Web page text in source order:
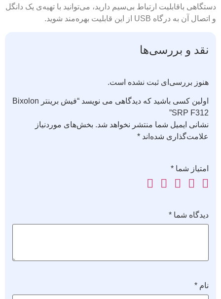
دستگاهی باقابلیت ارتباط بی‌سیم دارید، می‌توانید با تهیه‌ی یک دانگل
و اتصال آن به درگاه USB از این قابلیت بهره‌مند شوید.
نقد و بررسی‌ها
هنوز بررسی‌ای ثبت نشده است.
اولین کسی باشید که دیدگاهی می نویسد “فیش برینتر Bixolon
SRP F312”
نشانی ایمیل شما منتشر نخواهد شد. بخش‌های موردنیاز
علامت‌گذاری شده‌اند *
امتیاز شما *
دیدگاه شما *
نام *